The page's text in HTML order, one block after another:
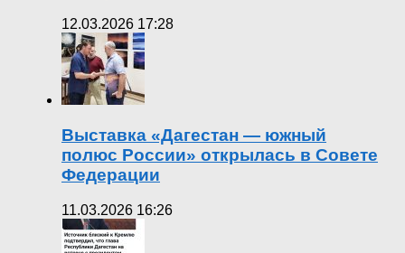
12.03.2026 17:28
Выставка «Дагестан — южный
полюс России» открылась в Совете
Федерации
11.03.2026 16:26